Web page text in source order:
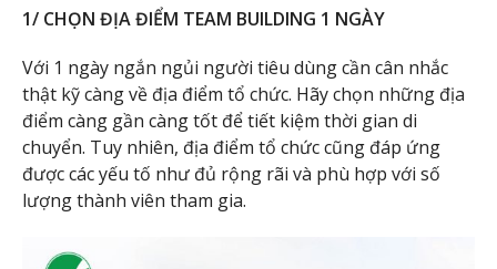
1/ CHỌN ĐỊA ĐIỂM TEAM BUILDING 1 NGÀY
Với 1 ngày ngắn ngủi người tiêu dùng cần cân nhắc
thật kỹ càng về địa điểm tổ chức. Hãy chọn những địa
điểm càng gần càng tốt để tiết kiệm thời gian di
chuyển. Tuy nhiên, địa điểm tổ chức cũng đáp ứng
được các yếu tố như đủ rộng rãi và phù hợp với số
lượng thành viên tham gia.